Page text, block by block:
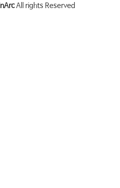
InArcAll rights Reserved